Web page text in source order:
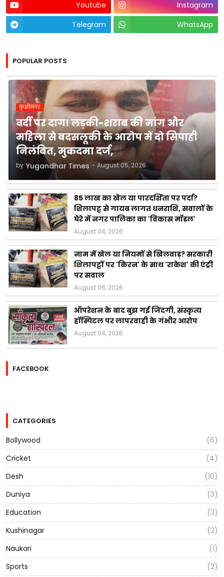
Youtube
Instagram
Telegram
WhatsApp
POPULAR POSTS
कुशीनगर
वर्दी पर दाग! लड़की-शराब की मांग और
महिला से बदसलूकी के आरोप में दो सिपाही
निलंबित, मुकदमा दर्ज,
by Yugandhar Times - August 05, 2026
85 लाख का खेल या पारदर्शिता पर पर्दा?
शिलापट्ट से गायब लागत धनराशि, सवालों के
घेरे में नगर पालिका का 'विकास मॉडल'
August 04, 2026
नाम में खेल या नियमों से खिलवाड़? सरकारी
शिलापट्टों पर 'किरन' के साथ 'राकेश' की एंट्री
पर सवाल
August 06, 2026
ऑपरेशन के बाद बुझ गई जिंदगी, संस्कृत्य
हॉस्पिटल पर लापरवाही के गंभीर आरोप
August 04, 2026
FACEBOOK
CATEGORIES
Bollywood
(6)
Cricket
(4)
Desh
(10)
Duniya
(3)
Education
(3)
Kushinagar
(2)
Naukari
(1)
Sports
(2)